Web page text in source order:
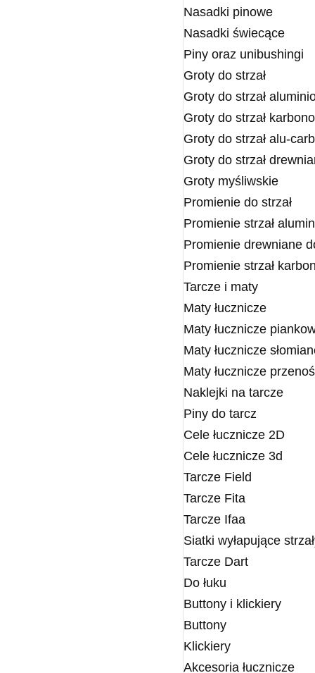
Nasadki pinowe
Nasadki świecące
Piny oraz unibushingi
Groty do strzał
Groty do strzał
Groty do strzał
Groty do strzał alu-
Groty do strzał
Groty myśliwskie
Promienie do strzał
Promienie strzał
Promienie drewniane
Promienie strzał
Tarcze i maty
Maty łucznicze
Maty łucznicze
Maty łucznicze
Maty łucznicze
Naklejki na tarcze
Piny do tarcz
Cele łucznicze 2D
Cele łucznicze 3d
Tarcze Field
Tarcze Fita
Tarcze Ifaa
Siatki wyłapujące
Tarcze Dart
Do łuku
Buttony i klickiery
Buttony
Klickiery
Akcesoria łucznicze